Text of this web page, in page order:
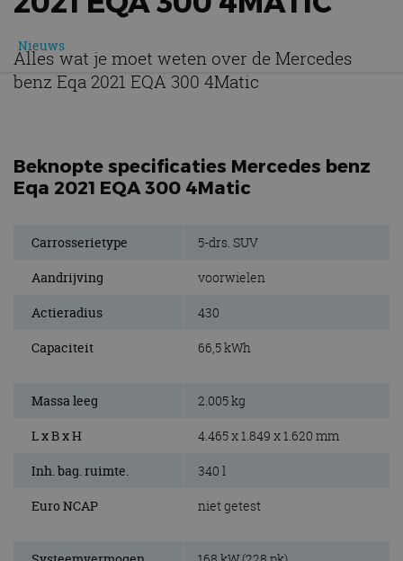
Nieuws
Alles wat je moet weten over de Mercedes
benz Eqa 2021 EQA 300 4Matic
Beknopte specificaties Mercedes benz
Eqa 2021 EQA 300 4Matic
Carrosserietype 5-drs. SUV
Aandrijving voorwielen
Actieradius 430
Capaciteit 66,5 kWh
Massa leeg 2.005 kg
L x B x H 4.465 x 1.849 x 1.620 mm
Inh. bag. ruimte. 340 l
Euro NCAP niet getest